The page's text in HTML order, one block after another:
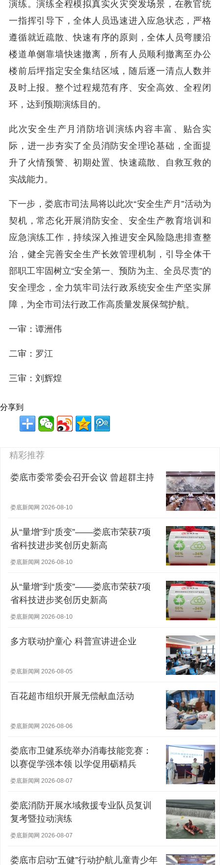
演练。演练全程模拟真实火灾突发场景，在教官统
一指挥引导下，全体人员迅速进入应急状态，严格
遵循就近疏散、快速有序的原则，全体人员弯腰沿
楼道单侧靠墙快速撤离，所有人员顺利撤离至办公
楼前后坪指定安全集结区域，随后逐一清点人数并
及时上报。整个过程规范有序、安全高效、全程闭
环，达到预期演练目的。
此次安全生产月消防培训演练内容丰富、贴合实
际，进一步夯实了全员消防安全理论基础，全面提
升了火情预警、初期处置、快速疏散、自救互救的
实战能力。
下一步，娄底市司法局将以此次“安全生产月”活动为
契机，常态化开展消防安全、安全生产教育培训和
应急演练工作，持续深入推进安全风险隐患排查整
治，健全完善安全生产长效管理机制，引导全体干
部职工牢固树立“安全第一、预防为主、全员尽责”的
安全理念，全力筑牢司法行政系统安全生产坚实屏
障，为全市司法行政工作高质量发展保驾护航。
一审：谭洲伟
二审：罗江
三审：刘辉煌
分享到
精彩推荐
娄底市委常委会召开会议 曾超群主持
娄底新闻网 2026-08-10
从“量增”到“质变”——娄底市荣获7项
省科技进步奖创历史新高
娄底新闻网 2026-08-10
从“量增”到“质变”——娄底市荣获7项
省科技进步奖创历史新高
娄底新闻网 2026-08-10
多方联动护童心 科普宣讲进企业
娄底新闻网 2026-08-05
百花超市组织开展无偿献血活动
娄底新闻网 2026-08-06
娄底市卫健系统举办消毒技能竞赛：
以赛促学强本领 以学促用砺精兵
娄底新闻网 2026-08-07
娄底消防开展水域救援专业队员复训
复考暨拉动演练
娄底新闻网 2026-08-07
娄底市启动“五健”行动护航儿童青少年